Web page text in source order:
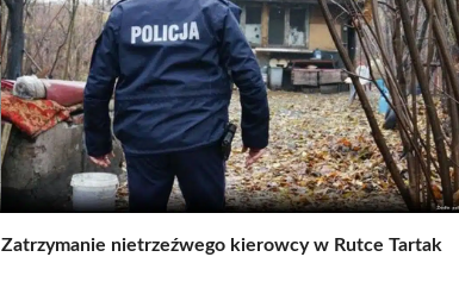
Zatrzymanie nietrzeźwego kierowcy w Rutce Tartak